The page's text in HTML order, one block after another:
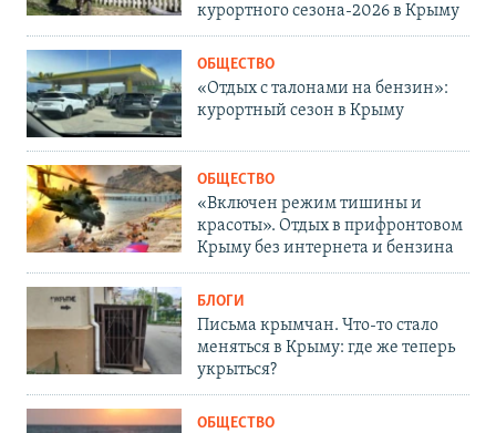
курортного сезона-2026 в Крыму
ОБЩЕСТВО
«Отдых с талонами на бензин»:
курортный сезон в Крыму
ОБЩЕСТВО
«Включен режим тишины и
красоты». Отдых в прифронтовом
Крыму без интернета и бензина
БЛОГИ
Письма крымчан. Что-то стало
меняться в Крыму: где же теперь
укрыться?
ОБЩЕСТВО